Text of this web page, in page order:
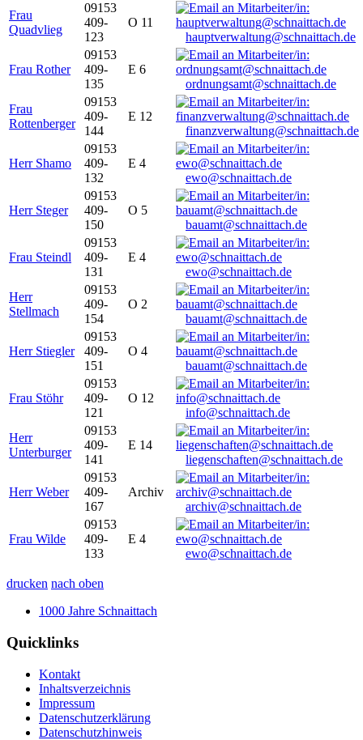
Frau
Quadvlieg
09153
409-
123
O 11
hauptverwaltung@schnaittach.de
Frau Rother
09153
409-
135
E 6
ordnungsamt@schnaittach.de
Frau
Rottenberger
09153
409-
144
E 12
finanzverwaltung@schnaittach.de
Herr Shamo
09153
409-
132
E 4
ewo@schnaittach.de
Herr Steger
09153
409-
150
O 5
bauamt@schnaittach.de
Frau Steindl
09153
409-
131
E 4
ewo@schnaittach.de
Herr
Stellmach
09153
409-
154
O 2
bauamt@schnaittach.de
Herr Stiegler
09153
409-
151
O 4
bauamt@schnaittach.de
Frau Stöhr
09153
409-
121
O 12
info@schnaittach.de
Herr
Unterburger
09153
409-
141
E 14
liegenschaften@schnaittach.de
Herr Weber
09153
409-
167
Archiv
archiv@schnaittach.de
Frau Wilde
09153
409-
133
E 4
ewo@schnaittach.de
drucken nach oben
1000 Jahre Schnaittach
Quicklinks
Kontakt
Inhaltsverzeichnis
Impressum
Datenschutzerklärung
Datenschutzhinweis